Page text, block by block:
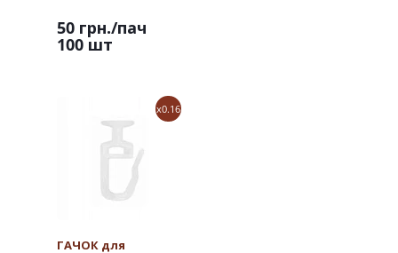
50 грн./пач
100 шт
x0.16
ГАЧОК для